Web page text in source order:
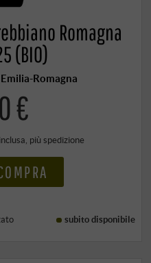
Romagna
(BIO)
Romagna
€
, più spedizione
subito disponibile